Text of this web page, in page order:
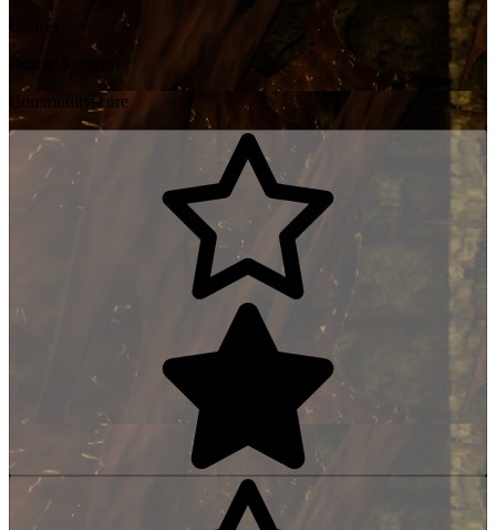
Genres
Communityscore